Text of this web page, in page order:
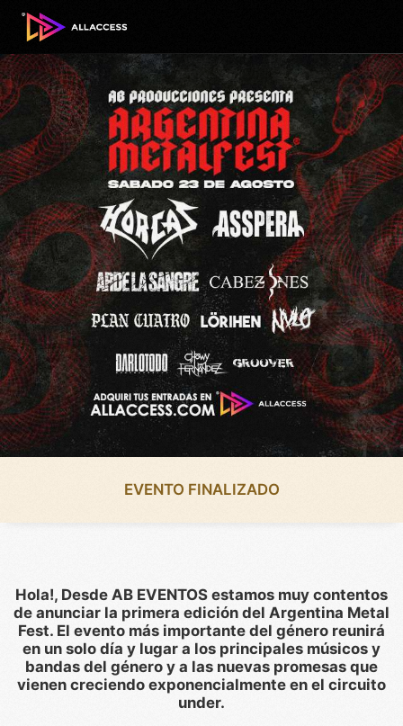
EVENTO FINALIZADO
Hola!, Desde AB EVENTOS estamos muy contentos
de anunciar la primera edición del Argentina Metal
Fest. El evento más importante del género reunirá
en un solo día y lugar a los principales músicos y
bandas del género y a las nuevas promesas que
vienen creciendo exponencialmente en el circuito
under.